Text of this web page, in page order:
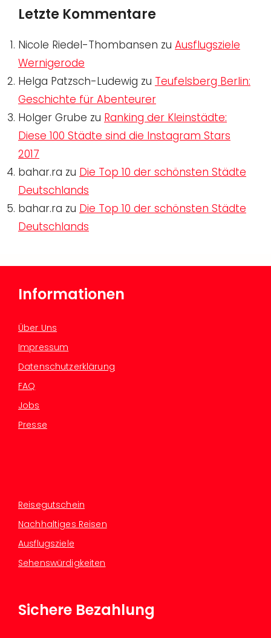
Letzte Kommentare
Nicole Riedel-Thombansen zu Ausflugsziele
Wernigerode
Helga Patzsch-Ludewig zu Teufelsberg Berlin:
Geschichte für Abenteurer
Holger Grube zu Ranking der Kleinstädte:
Diese 100 Städte sind die Instagram Stars
2017
bahar.ra zu Die Top 10 der schönsten Städte
Deutschlands
bahar.ra zu Die Top 10 der schönsten Städte
Deutschlands
Informationen
Über Uns
Impressum
Datenschutzerklärung
FAQ
Jobs
Presse
Reisegutschein
Nachhaltiges Reisen
Ausflugsziele
Sehenswürdigkeiten
Sichere Bezahlung